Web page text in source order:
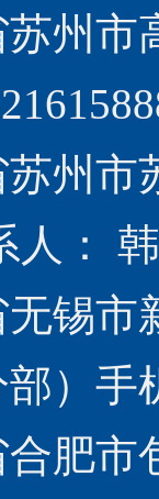
州市
州市
：
锡市
）手
肥市